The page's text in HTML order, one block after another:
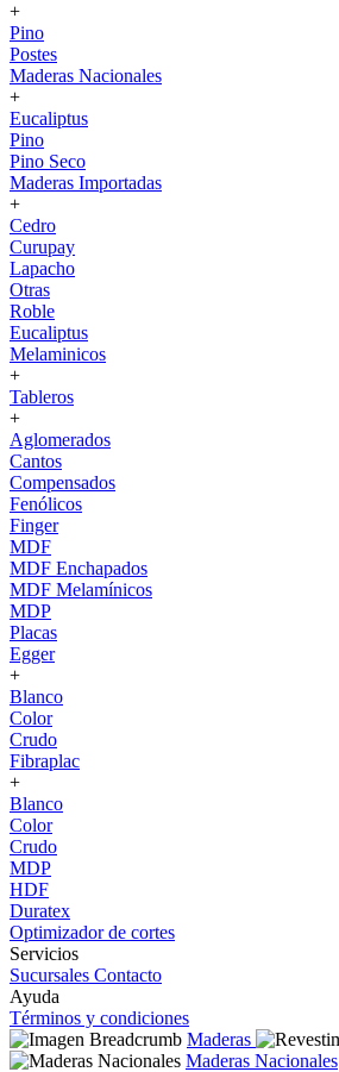
+
Pino
Postes
Maderas Nacionales
+
Eucaliptus
Pino
Pino Seco
Maderas Importadas
+
Cedro
Curupay
Lapacho
Otras
Roble
Eucaliptus
Melaminicos
+
Tableros
+
Aglomerados
Cantos
Compensados
Fenólicos
Finger
MDF
MDF Enchapados
MDF Melamínicos
MDP
Placas
Egger
+
Blanco
Color
Crudo
Fibraplac
+
Blanco
Color
Crudo
MDP
HDF
Duratex
Optimizador de cortes
Servicios
Sucursales Contacto
Ayuda
Términos y condiciones
Maderas
Maderas Nacionales